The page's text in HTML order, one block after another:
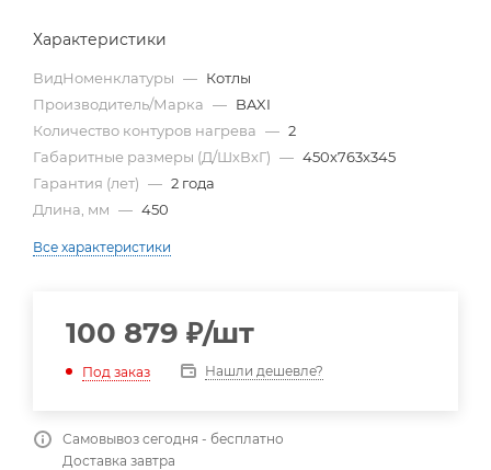
Характеристики
ВидНоменклатуры — Котлы
Производитель/Марка — BAXI
Количество контуров нагрева — 2
Габаритные размеры (Д/ШхВхГ) — 450х763х345
Гарантия (лет) — 2 года
Длина, мм — 450
Все характеристики
100 879 ₽/шт
Под заказ Нашли дешевле?
Самовывоз сегодня - бесплатно
Доставка завтра